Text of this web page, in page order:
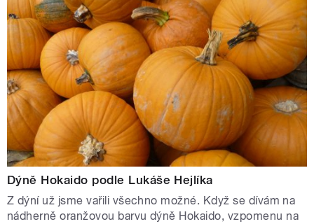
Dýně Hokaido podle Lukáše Hejlíka
Z dýní už jsme vařili všechno možné. Když se dívám na
nádherně oranžovou barvu dýně Hokaido, vzpomenu na